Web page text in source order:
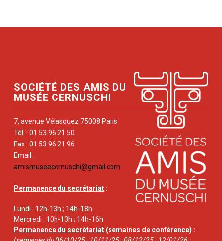
SOCIÉTÉ DES AMIS DU
MUSÉE CERNUSCHI
7, avenue Vélasquez 75008 Paris
Tél. : 01 53 96 21 50
Fax : 01 53 96 21 96
Email:
amismuseecernuschi@gmail.com
Permanence du secrétariat :
Lundi : 12h-13h ; 14h-18h
Mercredi : 10h-13h ; 14h-16h
Permanence du secrétariat (semaines de conférence) :